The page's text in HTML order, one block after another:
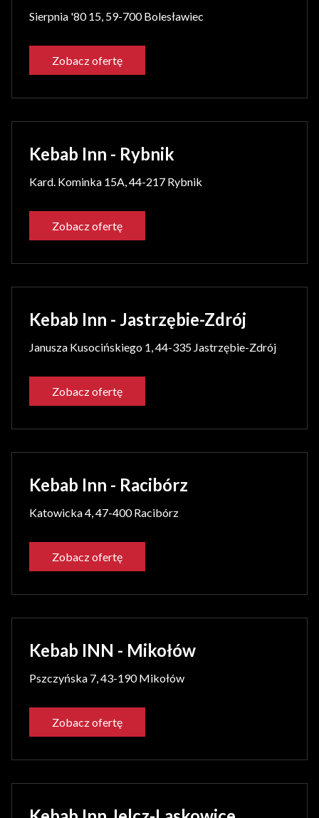
Sierpnia '80 15, 59-700 Bolesławiec
Zobacz ofertę
Kebab Inn - Rybnik
Kard. Kominka 15A, 44-217 Rybnik
Zobacz ofertę
Kebab Inn - Jastrzębie-Zdrój
Janusza Kusocińskiego 1, 44-335 Jastrzębie-Zdrój
Zobacz ofertę
Kebab Inn - Racibórz
Katowicka 4, 47-400 Racibórz
Zobacz ofertę
Kebab INN - Mikołów
Pszczyńska 7, 43-190 Mikołów
Zobacz ofertę